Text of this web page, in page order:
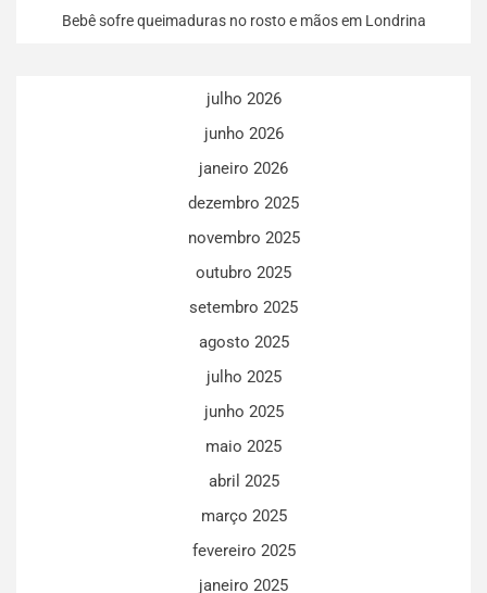
Bebê sofre queimaduras no rosto e mãos em Londrina
julho 2026
junho 2026
janeiro 2026
dezembro 2025
novembro 2025
outubro 2025
setembro 2025
agosto 2025
julho 2025
junho 2025
maio 2025
abril 2025
março 2025
fevereiro 2025
janeiro 2025